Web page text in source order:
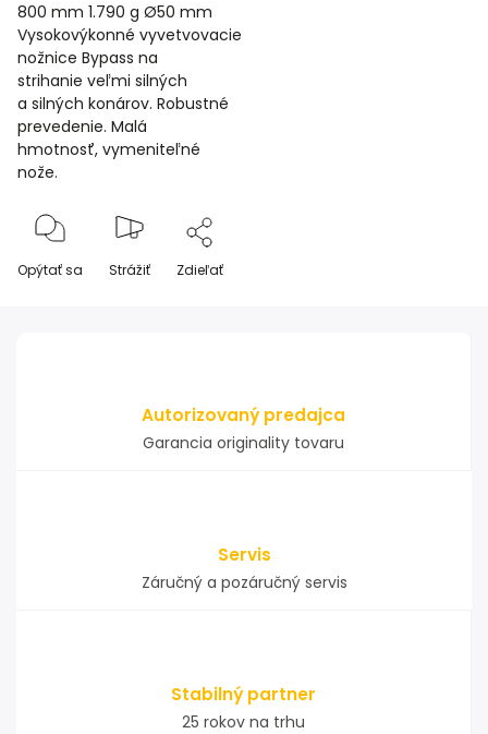
800 mm 1.790 g Ø50 mm
Vysokovýkonné vyvetvovacie
nožnice Bypass na
strihanie veľmi silných
a silných konárov. Robustné
prevedenie. Malá
hmotnosť, vymeniteľné
nože.
Opýtať sa Strážiť Zdieľať
Autorizovaný predajca
Garancia originality tovaru
Servis
Záručný a pozáručný servis
Stabilný partner
25 rokov na trhu